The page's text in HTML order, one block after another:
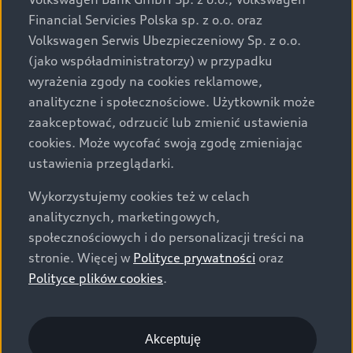
za dopłatą. Wiążące ustalenie ceny, wyposażenia i
specyfikacji pojazdu następują w umowie sprzedaży, a
określenie parametrów technicznych zawiera
świadectwo homologacji typu pojazdu. Zastrzegamy
sobie prawo do zmian i pomyłek. Wszelkie informacje
prezentowane na stronie są aktualne na dzień ich
zamieszczania. W celu uzyskania najnowszych
informacji prosimy kontaktować się z Partnerem Marki
Audi.
Wszystkie produkowane obecnie samochody marki Audi
są wykonywane z materiałów spełniających pod
względem możliwości odzysku i recyklingu wymagania
określone w normie ISO 22628 i są zgodne z
europejskimi świadectwami homologacji wydanymi wg
o.o. podlega obowiązkowi zapewnienia wszystkim
użytkownikom samochodów marki Volkswagen sieci
Financial Servicies Polska sp. z o.o. oraz
Volkswagen Serwis Ubezpieczeniowy Sp. z o.o.
(jako współadministratorzy) w przypadku
wyrażenia zgody na cookies reklamowe,
analityczne i społecznościowe. Użytkownik może
zaakceptować, odrzucić lub zmienić ustawienia
cookies. Może wycofać swoją zgodę zmieniając
ustawienia przeglądarki.
Wykorzystujemy cookies też w celach
analitycznych, marketingowych,
społecznościowych i do personalizacji treści na
stronie. Więcej w Polityce prywatności oraz
Polityce plików cookies.
Akceptuję